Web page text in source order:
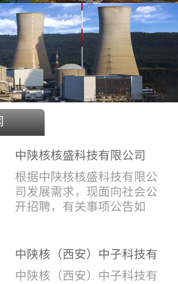
中陕核核盛科技有限公司
2025年度招聘公告
根据中陕核核盛科技有限公
司发展需求，现面向社会公
开招聘，有关事项公告如
会招聘：面向社会招聘，同
等条件下集团内部员工优
中陕核（西安）中子科技有
限公司2025年度第一批拟聘
中陕核（西安）中子科技有